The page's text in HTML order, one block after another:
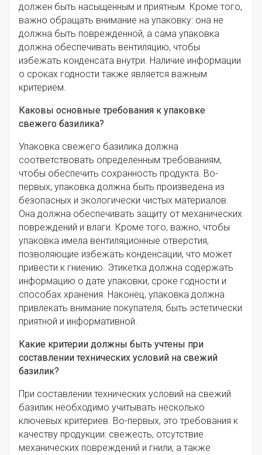
должен быть насыщенным и приятным. Кроме того,
важно обращать внимание на упаковку: она не
должна быть поврежденной, а сама упаковка
должна обеспечивать вентиляцию, чтобы
избежать конденсата внутри. Наличие информации
о сроках годности также является важным
критерием.
Каковы основные требования к упаковке
свежего базилика?
Упаковка свежего базилика должна
соответствовать определенным требованиям,
чтобы обеспечить сохранность продукта. Во-
первых, упаковка должна быть произведена из
безопасных и экологически чистых материалов.
Она должна обеспечивать защиту от механических
повреждений и влаги. Кроме того, важно, чтобы
упаковка имела вентиляционные отверстия,
позволяющие избежать конденсации, что может
привести к гниению. Этикетка должна содержать
информацию о дате упаковки, сроке годности и
способах хранения. Наконец, упаковка должна
привлекать внимание покупателя, быть эстетически
приятной и информативной.
Какие критерии должны быть учтены при
составлении технических условий на свежий
базилик?
При составлении технических условий на свежий
базилик необходимо учитывать несколько
ключевых критериев. Во-первых, это требования к
качеству продукции: свежесть, отсутствие
механических повреждений и гнили, а также